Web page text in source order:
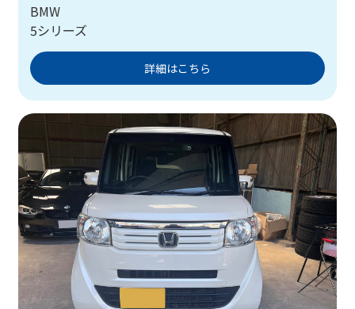
BMW
5シリーズ
詳細はこちら